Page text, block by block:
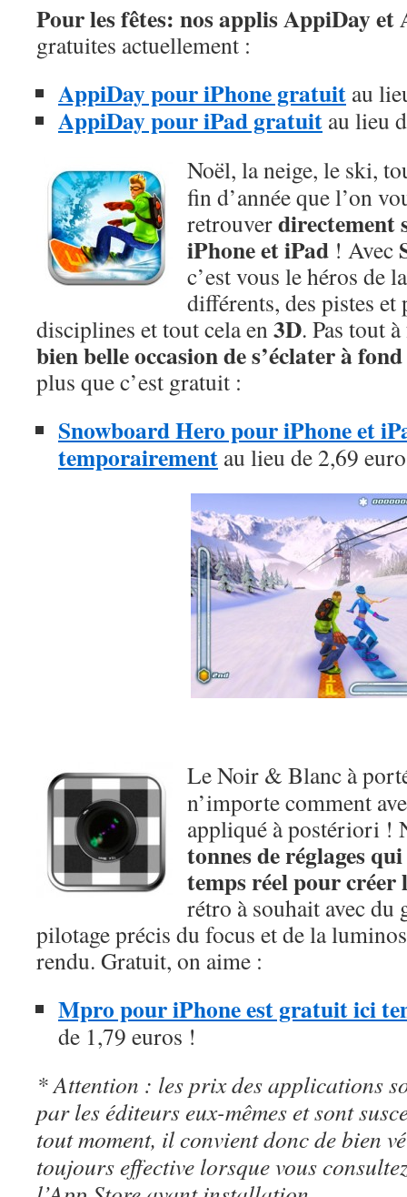
Pour les fêtes: nos applis AppiDay
gratuites actuellement :
AppiDay pour iPhone gratuit au
AppiDay pour iPad gratuit au lieu
Noël, la neige, le ski,
fin d’année que l’on
retrouverdirectement
iPhone et iPad ! Avec
c’est vous le héros de
différents, des pistes
disciplines et tout cela en3D. Pas tout
bien belle occasion de s’éclater à
plus que c’est gratuit :
Snowboard Hero pour iPhone et
temporairement au lieu de 2,69
Le Noir & Blanc à
n’importe comment
appliqué à postériori !
tonnes de réglages
temps réel pour créer
rétro à souhait avec du
pilotage précis du focus et de la
rendu. Gratuit, on aime :
Mpro pour iPhone est gratuit ici
de 1,79 euros !
* Attention : les prix des applications
par les éditeurs eux-mêmes et sont
tout moment, il convient donc de bien
toujours effective lorsque vous